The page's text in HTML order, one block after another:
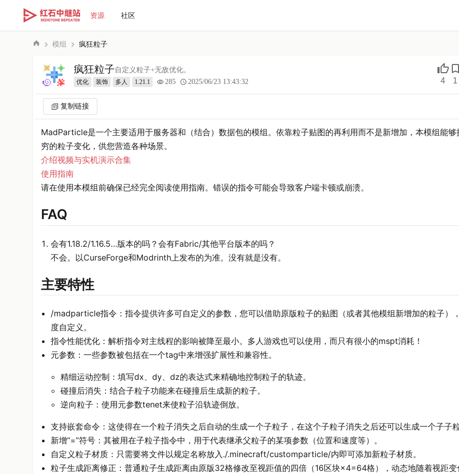
资源 社区
模组 疯狂粒子
疯狂粒子 自定义粒子+无敌优化。
优化 装饰 多人 1.21.1 285 2025/06/23 13:43:32 4 1
复制链接
MadParticle是一个主要适用于服务器和（结合）数据包的模组。依靠粒子贴图的再利用而不是新增加，本模组能够
穷的粒子变化，供您营造各种场景。
介绍视频与实机演示合集
使用指南
请在使用本模组前确保已经完全阅读使用指南。错误的指令可能会导致客户端卡顿或崩溃。
FAQ
会有1.18.2/1.16.5…版本的吗？会有Fabric/其他平台版本的吗？
不会。以CurseForge和Modrinth上发布的为准。没有就是没有。
主要特性
/madparticle指令：指令提供许多可自定义的参数，您可以借助原版粒子的贴图（或者其他模组新增加的粒子）
度自定义。
指令性能优化：解析指令对主线程的影响被降至最小。多人游戏也可以使用，而只有很小的mspt消耗！
元参数：一些参数被包括在一个tag中来增强扩展性和兼容性。
精细运动控制：填写dx、dy、dz的表达式来精确地控制粒子的轨迹。
碰撞后消失：结合子粒子功能来在碰撞后生成新的粒子。
逆向粒子：使用元参数tenet来使粒子沿轨迹倒放。
支持嵌套命令：这使得在一个粒子消失之后自动的生成一个子粒子，在这个子粒子消失之后还可以生成一个子子
新增“=”符号：其被用在子粒子指令中，用于代表继承父粒子的某项参数（位置和速度等）。
自定义粒子材质：只需要将文件以规定名称放入./.minecraft/customparticle/内即可添加新粒子材质。
粒子生成距离修正：普通粒子生成距离由原版32格修改至视距值的四倍（16区块×4=64格），动态地随着视距